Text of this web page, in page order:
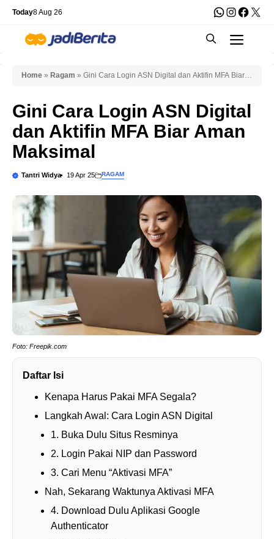
Skip
content
Today8 Aug 26 WhatsApp
X
Home » Ragam » Gini Cara Login ASN Digital dan Aktifin MFA Biar
Gini Cara Login ASN Digital
dan Aktifin MFA Biar Aman
Maksimal
Tantri Widya 19 Apr 25 RAGAM
Foto: Freepik.com
Daftar Isi
Kenapa Harus Pakai MFA Segala?
Langkah Awal: Cara Login ASN Digital
1. Buka Dulu Situs Resminya
2. Login Pakai NIP dan Password
3. Cari Menu “Aktivasi MFA”
Nah, Sekarang Waktunya Aktivasi MFA
4. Download Dulu Aplikasi Google
Authenticator